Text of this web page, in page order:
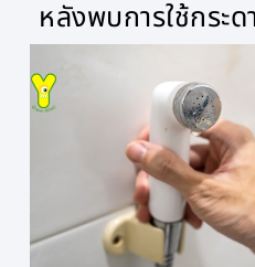
หลังพบการใช้กระด